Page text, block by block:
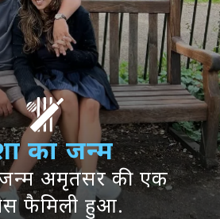
का जन्म
जन्म अमृतसर की एक
फैमिली हुआ.